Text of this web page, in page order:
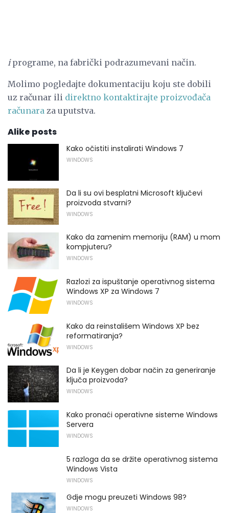
iprograme, na fabrički podrazumevani način.
Molimo pogledajte dokumentaciju koju ste dobili
uz računar ili direktno kontaktirajte proizvođača
računara za uputstva.
Alike posts
Kako očistiti instalirati Windows 7
WINDOWS
Da li su ovi besplatni Microsoft ključevi
proizvoda stvarni?
WINDOWS
Kako da zamenim memoriju (RAM) u mom
kompjuteru?
WINDOWS
Razlozi za ispuštanje operativnog sistema
Windows XP za Windows 7
WINDOWS
Kako da reinstališem Windows XP bez
reformatiranja?
WINDOWS
Da li je Keygen dobar način za generiranje
ključa proizvoda?
WINDOWS
Kako pronaći operativne sisteme Windows
Servera
WINDOWS
5 razloga da se držite operativnog sistema
Windows Vista
WINDOWS
Gdje mogu preuzeti Windows 98?
WINDOWS